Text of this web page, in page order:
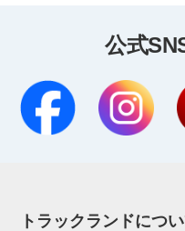
公式
トラックランドにつ